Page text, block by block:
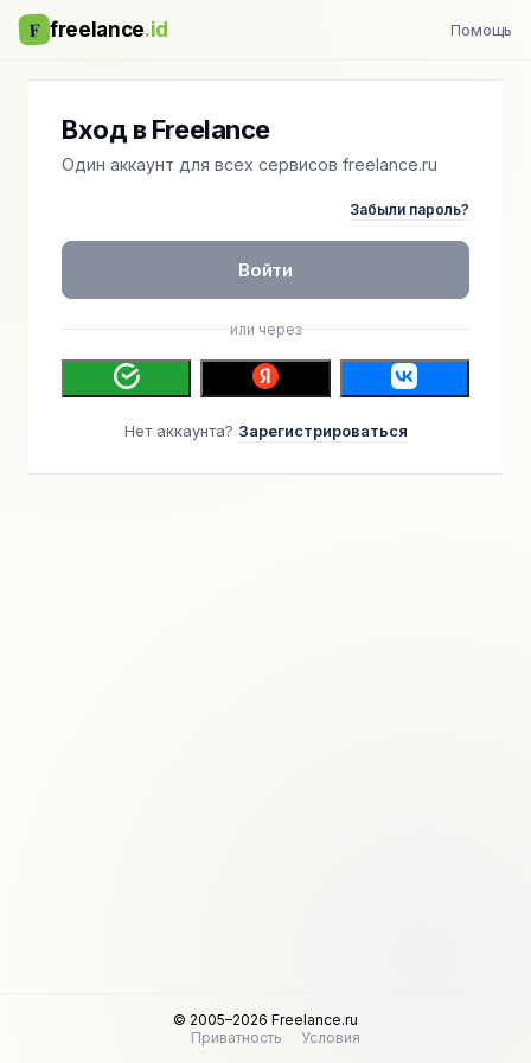
F freelance.id Помощь
Вход в Freelance
Один аккаунт для всех сервисов freelance.ru
Забыли пароль?
Войти
или через
Нет аккаунта? Зарегистрироваться
© 2005–2026 Freelance.ru
Приватность
Условия